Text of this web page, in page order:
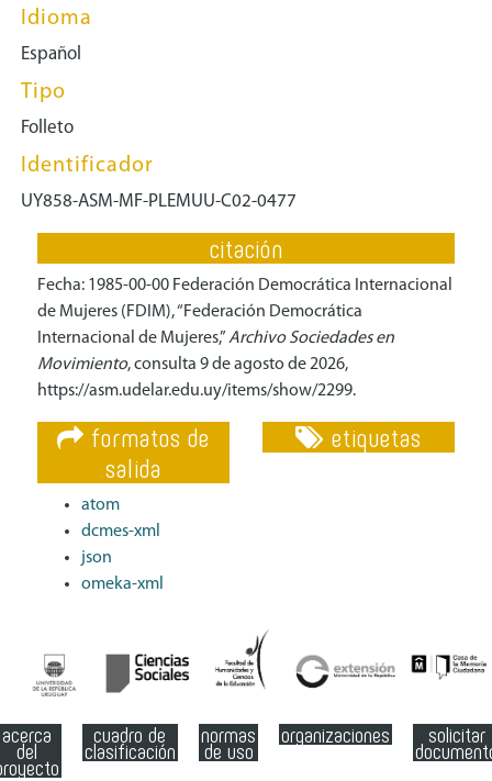
Idioma
Español
Tipo
Folleto
Identificador
UY858-ASM-MF-PLEMUU-C02-0477
citación
Fecha: 1985-00-00 Federación Democrática Internacional
de Mujeres (FDIM), “Federación Democrática
Internacional de Mujeres,”Archivo Sociedades en
Movimiento, consulta 9 de agosto de 2026,
https://asm.udelar.edu.uy/items/show/2299.
formatos de
salida
atom
dcmes-xml
json
omeka-xml
etiquetas
acerca
del
cuadro de
clasificación
normas
de uso
organizaciones solicitar